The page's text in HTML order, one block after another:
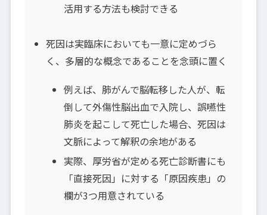
活用する方法も検討できる
死因は実臨床においても一意に定めづら
く、多層的な概念であることを念頭に置く
例えば、肺がんで脳転移した人が、転
倒して外傷性脳出血で入院し、誤嚥性
肺炎を起こして死亡した場合、死因は
文脈によって解釈の余地がある
実際、厚労省が定める死亡診断書にも
「直接死因」に対する「原因疾患」の
欄が3つ用意されている